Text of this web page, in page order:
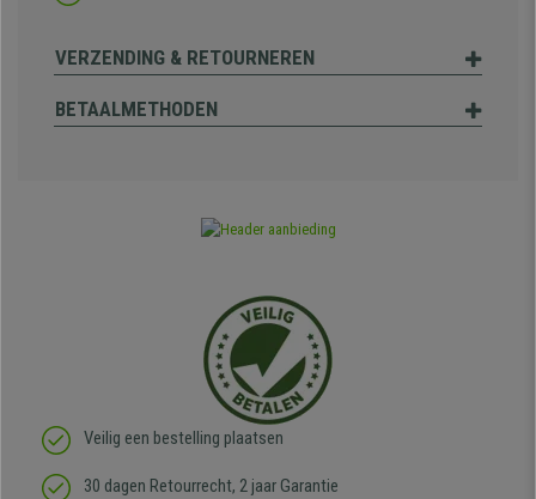
VERZENDING & RETOURNEREN
BETAALMETHODEN
Veilig een bestelling plaatsen
30 dagen Retourrecht, 2 jaar Garantie